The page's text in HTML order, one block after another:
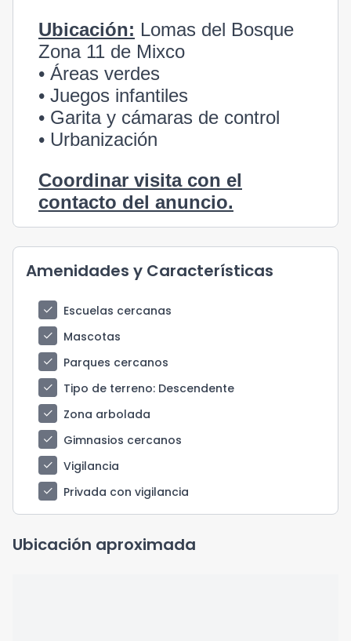
Ubicación: Lomas del Bosque
Zona 11 de Mixco
• Áreas verdes
• Juegos infantiles
• Garita y cámaras de control
• Urbanización
Coordinar visita con el
contacto del anuncio.
Amenidades y Características
check
Escuelas cercanas
check
Mascotas
check
Parques cercanos
check
Tipo de terreno: Descendente
check
Zona arbolada
check
Gimnasios cercanos
check
Vigilancia
check
Privada con vigilancia
Ubicación aproximada